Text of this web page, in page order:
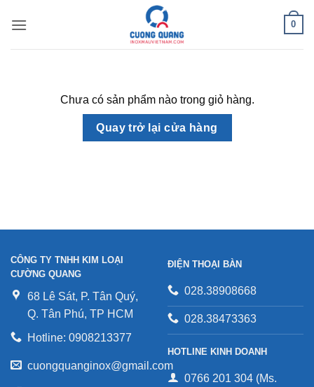
qua
0
Chưa có sản phẩm nào trong giỏ hàng.
Quay trở lại cửa hàng
CÔNG TY TNHH KIM LOẠI
CƯỜNG QUANG
68 Lê Sát, P. Tân Quý,
Q. Tân Phú, TP HCM
Hotline: 0908213377
cuongquanginox@gmail.com
ĐIỆN THOẠI BÀN
028.38908668
028.38473363
HOTLINE KINH DOANH
0766 201 304 (Ms.